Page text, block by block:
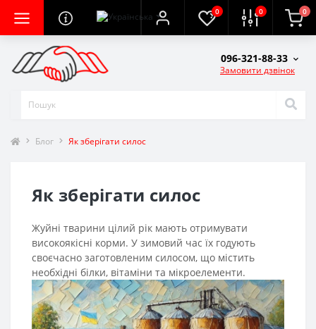
0 0 0
096-321-88-33
Замовити дзвінок
Блог Як зберігати силос
Як зберігати силос
Жуйні тварини цілий рік мають отримувати
високоякісні корми. У зимовий час їх годують
своєчасно заготовленим силосом, що містить
необхідні білки, вітаміни та мікроелементи.